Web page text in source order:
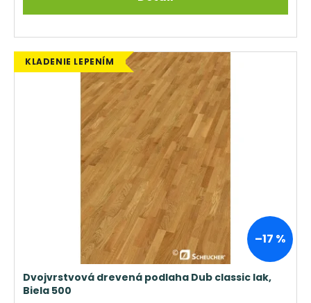
KLADENIE LEPENÍM
–17 %
Dvojvrstvová drevená podlaha Dub classic lak,
Biela 500